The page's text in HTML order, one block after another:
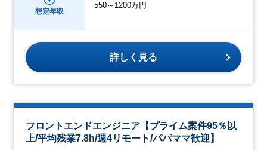
想定年収
550～1200万円
詳しく見る
フロントエンドエンジニア【プライム案件95％以
上/平均残業7.8h/週4リモート/パパママ歓迎】